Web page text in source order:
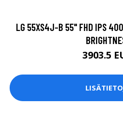
LG 55XS4J-B 55" FHD IPS
3903.5